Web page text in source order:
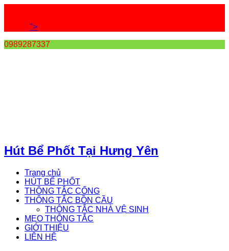
">
0989287337
Hút Bể Phốt Tại Hưng Yên
Trang chủ
HÚT BỂ PHỐT
THÔNG TẮC CỐNG
THÔNG TẮC BỒN CẦU
THÔNG TẮC NHÀ VỆ SINH
MẸO THÔNG TẮC
GIỚI THIỆU
LIÊN HỆ